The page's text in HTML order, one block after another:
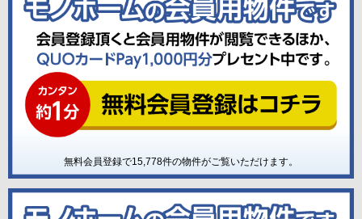
無料会員登録で15,778件の物件がご覧いただけます。